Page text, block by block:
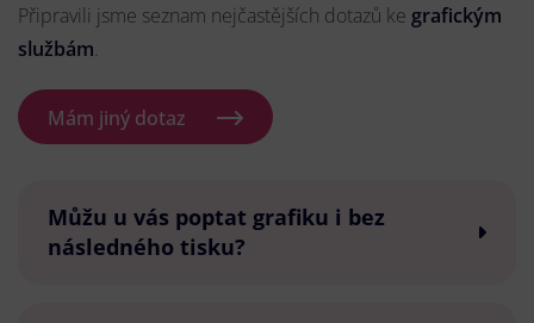
Připravili jsme seznam nejčastějších dotazů ke grafickým
službám.
Mám jiný dotaz
Můžu u vás poptat grafiku i bez
následného tisku?